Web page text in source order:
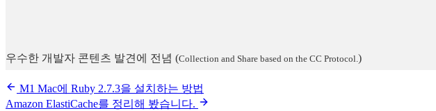
우수한 개발자 콘텐츠 발견에 전념 (Collection and Share based on the CC Protocol.)
M1 Mac에 Ruby 2.7.3을 설치하는 방법
Amazon ElastiCache를 정리해 봤습니다.